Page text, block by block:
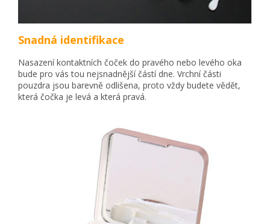
Snadná identifikace
Nasazení kontaktních čoček do pravého nebo levého oka
bude pro vás tou nejsnadnější částí dne. Vrchní části
pouzdra jsou barevně odlišena, proto vždy budete vědět,
která čočka je levá a která pravá.